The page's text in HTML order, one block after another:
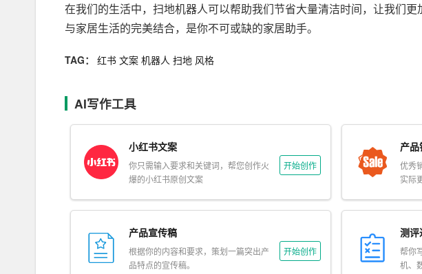
在我们的生活中，扫地机器人可以帮助我们节省大量清洁时间，让我们
与家居生活的完美结合，是你不可或缺的家居助手。
TAG： 红书 文案 机器人 扫地 风格
AI写作工具
小红书文案
你只需输入要求和关键词，帮您创作火
爆的小红书原创文案
开始创作
产
优秀
实际
产品宣传稿
根据你的内容和要求，策划一篇突出产
品特点的宣传稿。
开始创作
测评
帮你
机、